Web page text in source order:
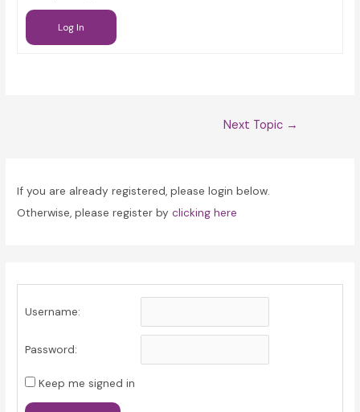
Log In
Next Topic →
If you are already registered, please login below.
Otherwise, please register byclicking here
Username:
Password:
Keep me signed in